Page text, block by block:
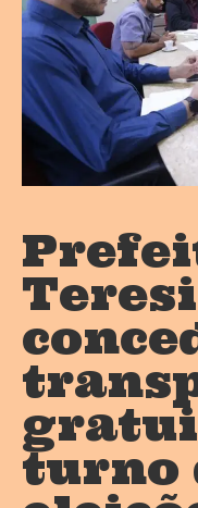
turno